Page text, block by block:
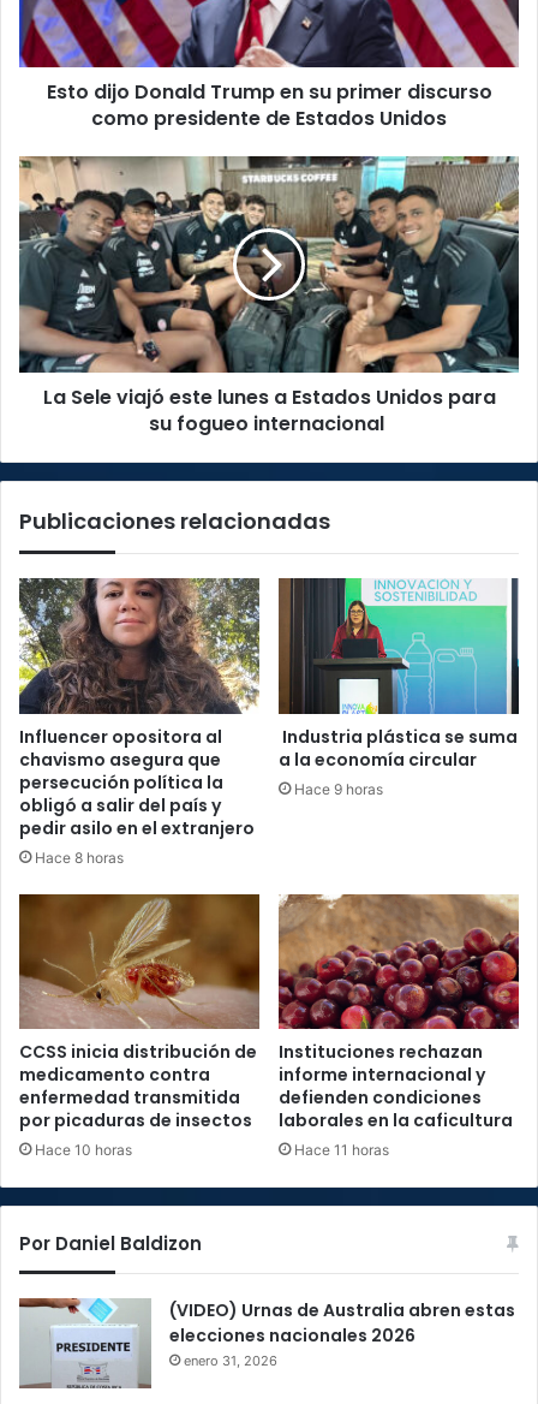
primer
discurso
como
presidente
Unidos
Esto dijo Donald Trump en su primer discurso
como presidente de Estados Unidos
La
Sele
viajó
este
lunes
a
Estados
Unidos
para
La Sele viajó este lunes a Estados Unidos para
su fogueo internacional
Publicaciones relacionadas
Influencer opositora al
chavismo asegura que
persecución política la
obligó a salir del país y
pedir asilo en el extranjero
Hace 8 horas
Industria plástica se suma
a la economía circular
Hace 9 horas
CCSS inicia distribución de
medicamento contra
enfermedad transmitida
por picaduras de insectos
Hace 10 horas
Instituciones rechazan
informe internacional y
defienden condiciones
laborales en la caficultura
Hace 11 horas
Por Daniel Baldizon
(VIDEO) Urnas de Australia abren estas
elecciones nacionales 2026
enero 31, 2026